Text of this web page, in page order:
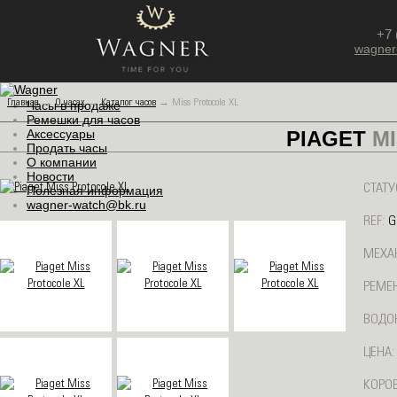
+7
Часы в продаже
Ремешки для часов
Аксессуары
Продать часы
О компании
Новости
Полезная информация
wagner-watch@bk.ru
Главная→О часах→Каталог часов → Miss Protocole XL
PIAGET
REF:
ЦЕНА: